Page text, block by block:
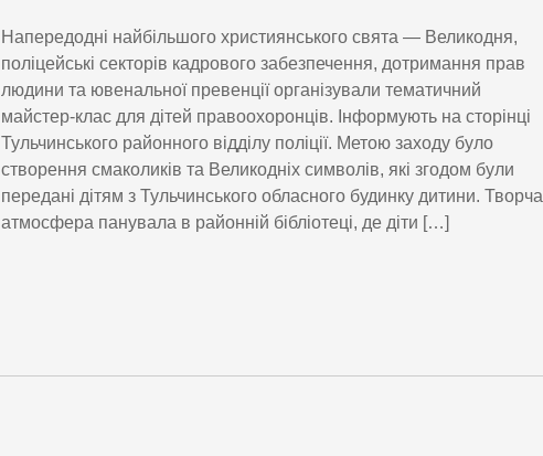
Напередодні найбільшого християнського свята — Великодня,
поліцейські секторів кадрового забезпечення, дотримання прав
людини та ювенальної превенції організували тематичний
майстер-клас для дітей правоохоронців. Інформують на сторінці
Тульчинського районного відділу поліції. Метою заходу було
створення смаколиків та Великодніх символів, які згодом були
передані дітям з Тульчинського обласного будинку дитини. Творча
атмосфера панувала в районній бібліотеці, де діти […]